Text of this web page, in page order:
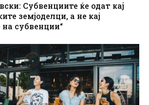
Субвенциите ќе одат кај
земјоделци, а не кај
на субвенции“